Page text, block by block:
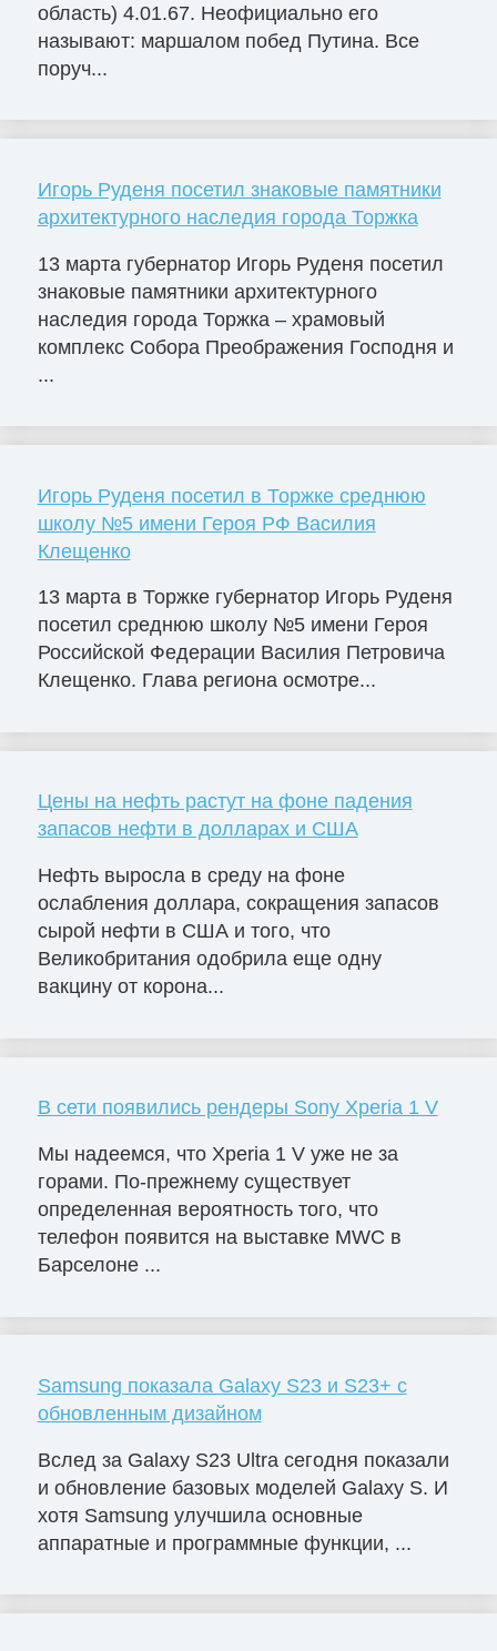
область) 4.01.67. Неофициально его
называют: маршалом побед Путина. Все
поруч...
Игорь Руденя посетил знаковые памятники
архитектурного наследия города Торжка
13 марта губернатор Игорь Руденя посетил
знаковые памятники архитектурного
наследия города Торжка – храмовый
комплекс Собора Преображения Господня и
...
Игорь Руденя посетил в Торжке среднюю
школу №5 имени Героя РФ Василия
Клещенко
13 марта в Торжке губернатор Игорь Руденя
посетил среднюю школу №5 имени Героя
Российской Федерации Василия Петровича
Клещенко. Глава региона осмотре...
Цены на нефть растут на фоне падения
запасов нефти в долларах и США
Нефть выросла в среду на фоне
ослабления доллара, сокращения запасов
сырой нефти в США и того, что
Великобритания одобрила еще одну
вакцину от корона...
В сети появились рендеры Sony Xperia 1 V
Мы надеемся, что Xperia 1 V уже не за
горами. По-прежнему существует
определенная вероятность того, что
телефон появится на выставке MWC в
Барселоне ...
Samsung показала Galaxy S23 и S23+ с
обновленным дизайном
Вслед за Galaxy S23 Ultra сегодня показали
и обновление базовых моделей Galaxy S. И
хотя Samsung улучшила основные
аппаратные и программные функции, ...